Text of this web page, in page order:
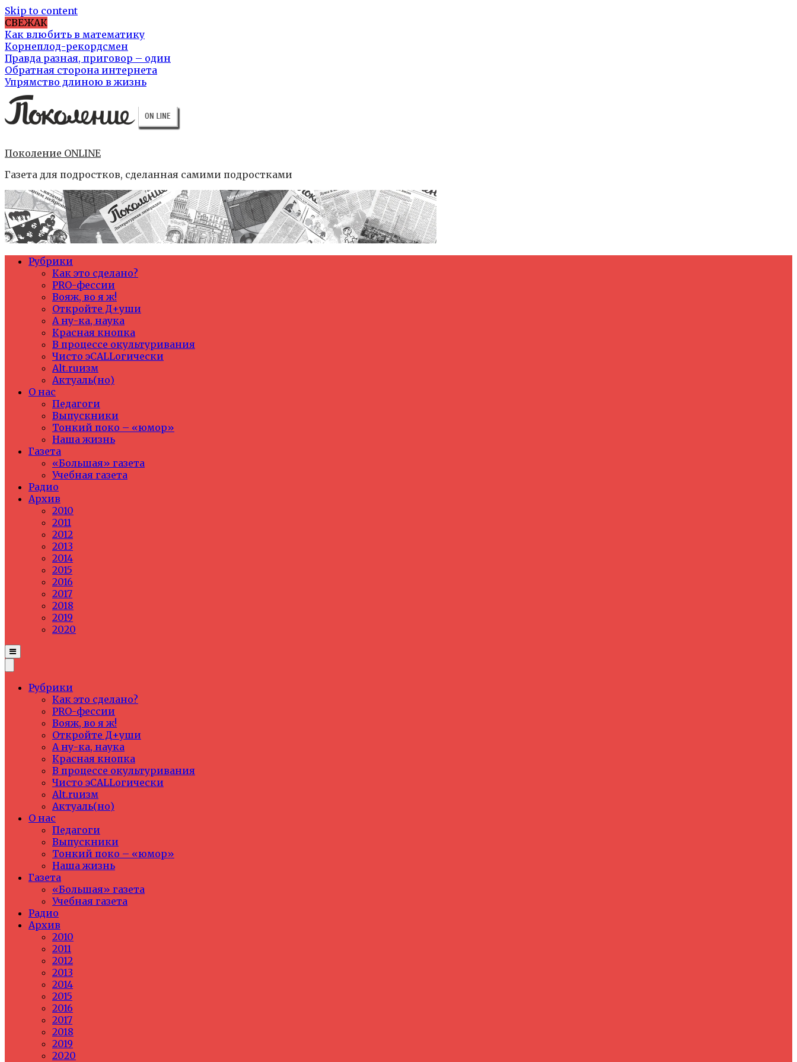
Skip to content
СВЕЖАК
Как влюбить в математику
Корнеплод-рекордсмен
Правда разная, приговор – один
Обратная сторона интернета
Упрямство длиною в жизнь
Поколение ONLINE
Газета для подростков, сделанная самими подростками
Рубрики
Как это сделано?
PRO-фессии
Вояж, во я ж!
Откройте Д+уши
А ну-ка, наука
Красная кнопка
В процессе окультуривания
Чисто эCALLогически
Alt.ruизм
Актуаль(но)
О нас
Педагоги
Выпускники
Тонкий поко – «юмор»
Наша жизнь
Газета
«Большая» газета
Учебная газета
Радио
Архив
2010
2011
2012
2013
2014
2015
2016
2017
2018
2019
2020
Рубрики
Как это сделано?
PRO-фессии
Вояж, во я ж!
Откройте Д+уши
А ну-ка, наука
Красная кнопка
В процессе окультуривания
Чисто эCALLогически
Alt.ruизм
Актуаль(но)
О нас
Педагоги
Выпускники
Тонкий поко – «юмор»
Наша жизнь
Газета
«Большая» газета
Учебная газета
Радио
Архив
2010
2011
2012
2013
2014
2015
2016
2017
2018
2019
2020